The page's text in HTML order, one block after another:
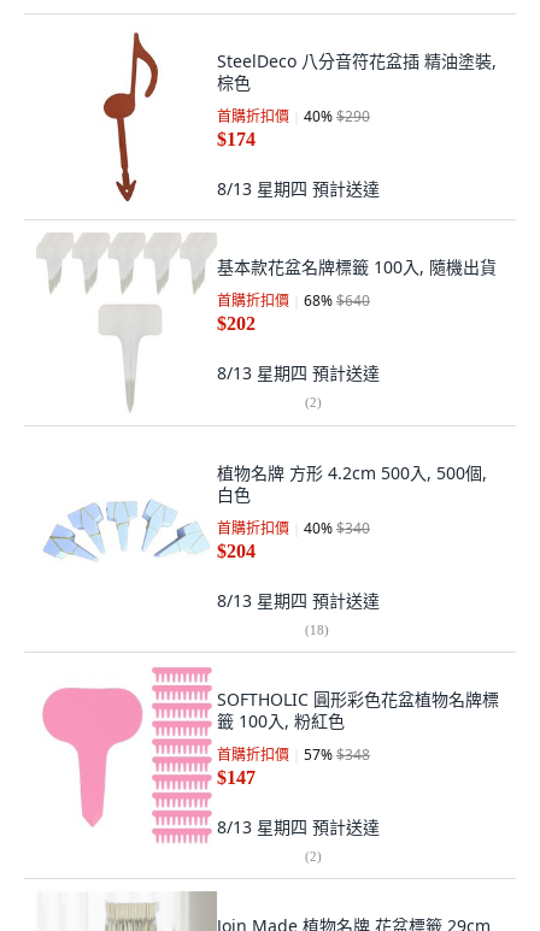
SteelDeco 八分音符花盆插 精油塗裝,
棕色
首購折扣價 40%$290
$174
8/13 星期四 預計送達
基本款花盆名牌標籤 100入, 隨機出貨
首購折扣價 68%$640
$202
8/13 星期四 預計送達
(2)
植物名牌 方形 4.2cm 500入, 500個,
白色
首購折扣價 40%$340
$204
8/13 星期四 預計送達
(18)
SOFTHOLIC 圓形彩色花盆植物名牌標
籤 100入, 粉紅色
首購折扣價 57%$348
$147
8/13 星期四 預計送達
(2)
Join Made 植物名牌 花盆標籤 29cm